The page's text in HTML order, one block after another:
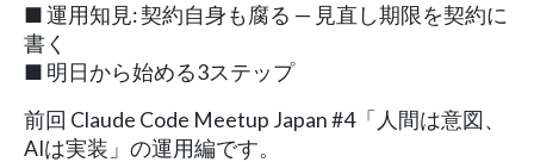
■ 運用知見: 契約自身も腐る — 見直し期限を契約に
書く
■ 明日から始める3ステップ
前回 Claude Code Meetup Japan #4「人間は意図、
AIは実装」の運用編です。